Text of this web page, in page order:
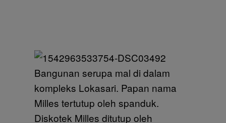
Bangunan serupa mal di dalam
kompleks Lokasari. Papan nama
Milles tertutup oleh spanduk.
Diskotek Milles ditutup oleh